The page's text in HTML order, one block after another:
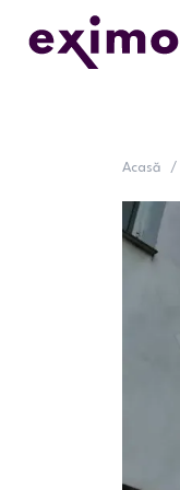
Acasă /